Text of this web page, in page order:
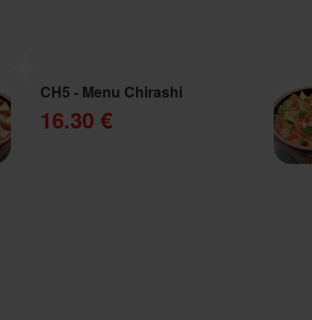
CH5 - Menu Chirashi
16.30 €